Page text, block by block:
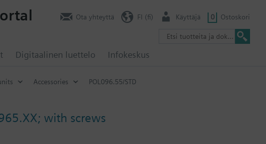
Digitaalinen luettelo Infokeskus
Ota yhteyttä FI (fi) Käyttäjä 0 Ostoskori
Accessories POL096.55/STD
with screws